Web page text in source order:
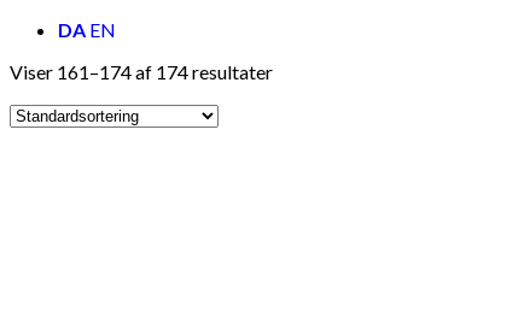
DA EN
Viser 161–174 af 174 resultater